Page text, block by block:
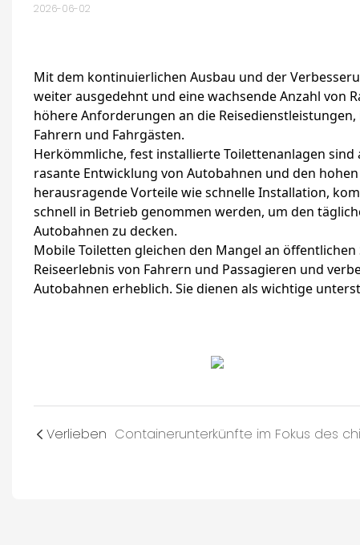
2026-06-02
Mit dem kontinuierlichen Ausbau und der
weiter ausgedehnt und eine wachsende Anzahl von
höhere Anforderungen an die
Fahrern und Fahrgästen.
Herkömmliche, fest installierte Toilettenanlagen
rasante Entwicklung von Autobahnen und den
herausragende Vorteile wie schnelle Installation,
schnell in Betrieb genommen werden, um den
Autobahnen zu decken.
Mobile Toiletten gleichen den Mangel an
Reiseerlebnis von Fahrern und Passagieren und
Autobahnen erheblich. Sie dienen als wichtige
Verlieben